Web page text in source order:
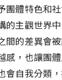
團體特色和
的主觀世界
間的差異會
感，也讓團
會自我分類